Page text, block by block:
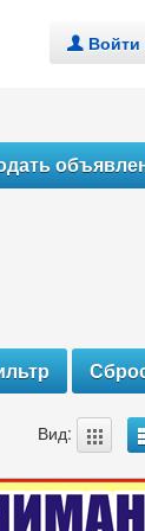
. Войти
Вид: A